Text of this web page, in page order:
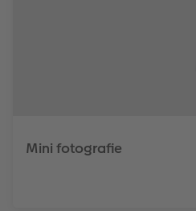
Mini fotografie